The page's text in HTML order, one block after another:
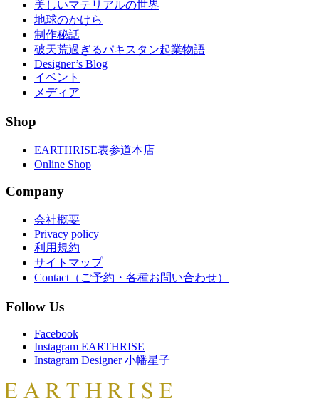
美しいマテリアルの世界
地球のかけら
制作秘話
破天荒過ぎるパキスタン起業物語
Designer’s Blog
イベント
メディア
Shop
EARTHRISE表参道本店
Online Shop
Company
会社概要
Privacy policy
利用規約
サイトマップ
Contact（ご予約・各種お問い合わせ）
Follow Us
Facebook
Instagram EARTHRISE
Instagram Designer 小幡星子